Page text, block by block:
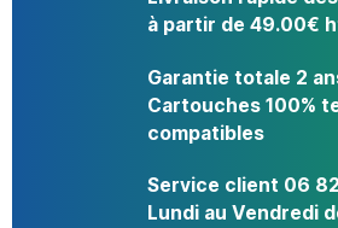
à partir de 49.00€
Garantie totale 2
Cartouches 100%
compatibles
Service client 06
Lundi au Vendredi